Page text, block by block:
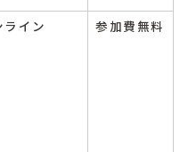
ライン 参加費無料